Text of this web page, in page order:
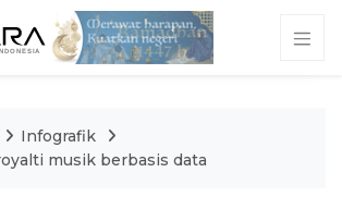
Infografik
musik berbasis data